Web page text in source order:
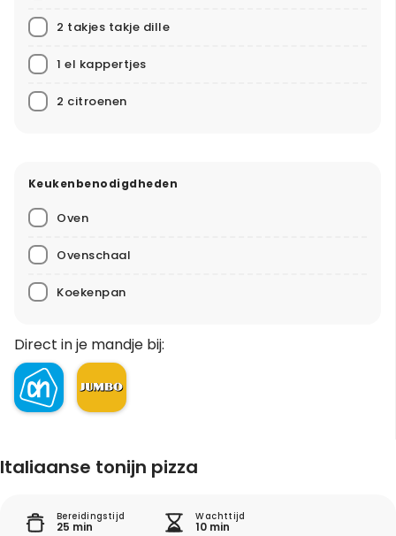
2 takjes takje dille
1 el kappertjes
2 citroenen
Keukenbenodigdheden
Oven
Ovenschaal
Koekenpan
Direct in je mandje bij:
Italiaanse tonijn pizza
Bereidingstijd
25 min
Wachttijd
10 min